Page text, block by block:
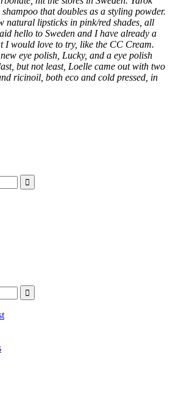
that doubles as a styling powder.
natural lipsticks in pink/red shades, all
hello to Sweden and I have already a
I would love to try, like the CC Cream.
eye polish, Lucky, and a eye polish
but not least, Loelle came out with two
ricinoil, both eco and cold pressed, in